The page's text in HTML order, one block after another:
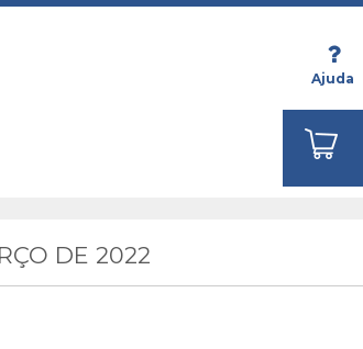
Ajuda
DE 2022